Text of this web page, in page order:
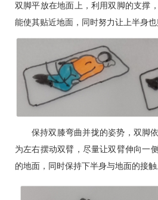
双脚平放在地面上，利用双脚的支撑
能使其贴近地面，同时努力让上半身也
保持双膝弯曲并拢的姿势，双脚
为左右摆动双臂，尽量让双臂伸向一
的地面，同时保持下半身与地面的接触